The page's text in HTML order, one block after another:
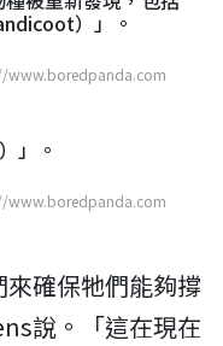
）」。
www.boredpanda.com
」。
www.boredpanda.com
來確保牠們能夠撐
說。「這在現在